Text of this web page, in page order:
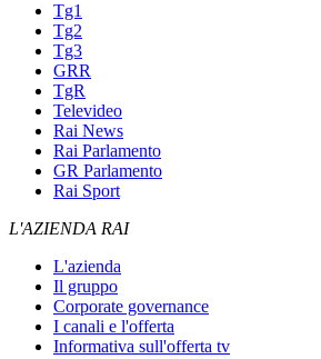
Tg1
Tg2
Tg3
GRR
TgR
Televideo
Rai News
Rai Parlamento
GR Parlamento
Rai Sport
L'AZIENDA RAI
L'azienda
Il gruppo
Corporate governance
I canali e l'offerta
Informativa sull'offerta tv